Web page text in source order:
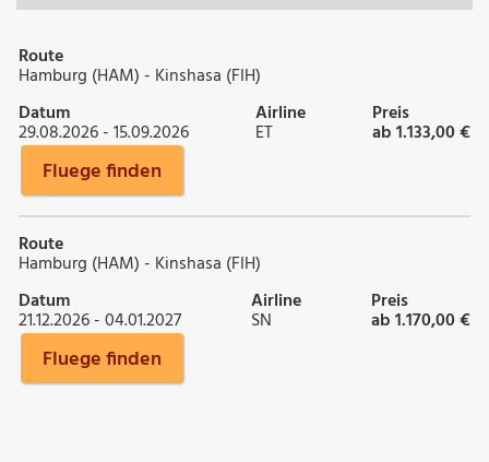
Route
Hamburg (HAM) - Kinshasa (FIH)
Datum
29.08.2026 - 15.09.2026
Airline
ET
Preis
ab 1.133,00 €
Fluege finden
Route
Hamburg (HAM) - Kinshasa (FIH)
Datum
21.12.2026 - 04.01.2027
Airline
SN
Preis
ab 1.170,00 €
Fluege finden